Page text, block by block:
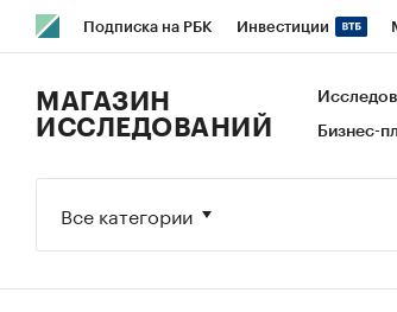
Подписка на РБК Инвестиции
Исследования Кредитные рейтинги
МАГАЗИН
ИССЛЕДОВАНИЙ
Бизнес-
Все категории